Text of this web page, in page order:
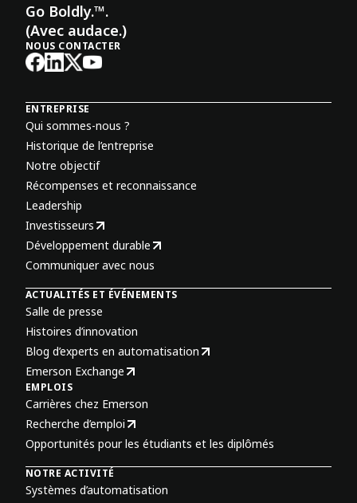
Go Boldly.™.
(Avec audace.)
NOUS CONTACTER
ENTREPRISE
Qui sommes-nous ?
Historique de l’entreprise
Notre objectif
Récompenses et reconnaissance
Leadership
Investisseurs
Développement durable
Communiquer avec nous
ACTUALITÉS ET ÉVÉNEMENTS
Salle de presse
Histoires d’innovation
Blog d’experts en automatisation
Emerson Exchange
EMPLOIS
Carrières chez Emerson
Recherche d’emploi
Opportunités pour les étudiants et les diplômés
NOTRE ACTIVITÉ
Systèmes d’automatisation